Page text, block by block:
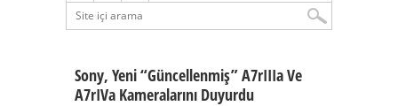
Sony, Yeni “güncellenmiş” A7rIIIa Ve
A7rIVa Kameralarını Duyurdu